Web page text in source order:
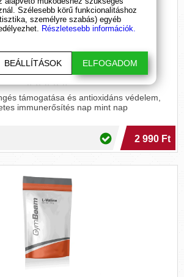
Fenyőkéreg kivonat
támogatása és antioxidáns védelem,
immunerősítés nap mint nap
2 990 Ft
Szélesebb körű funkcionalitáshoz
személyre szabás) egyéb
Részletesebb információk.
BEÁLLÍTÁSOK ELFOGADOM